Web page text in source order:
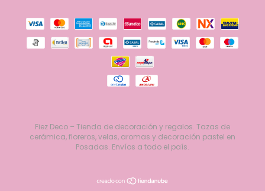
Fiez Deco – Tienda de decoración y regalos. Tazas de
cerámica, floreros, velas, aromas y decoración pastel en
Posadas. Envíos a todo el país.